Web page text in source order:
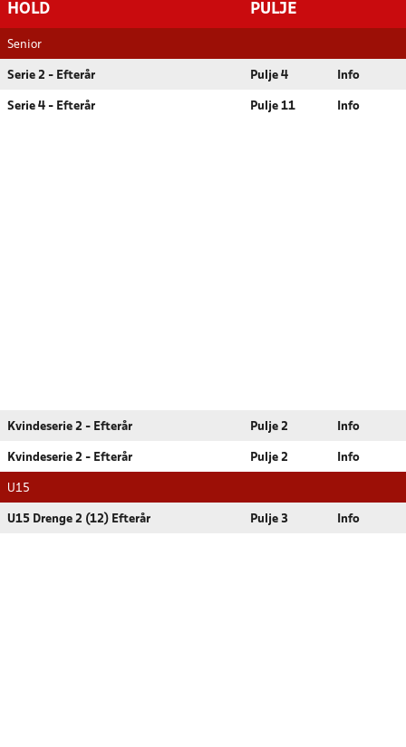
HOLD PULJE
Senior
Serie 2 - Efterår Pulje 4 Info
Serie 4 - Efterår Pulje 11 Info
Kvindeserie 2 - Efterår Pulje 2 Info
Kvindeserie 2 - Efterår Pulje 2 Info
U15
U15 Drenge 2 (12) Efterår Pulje 3 Info